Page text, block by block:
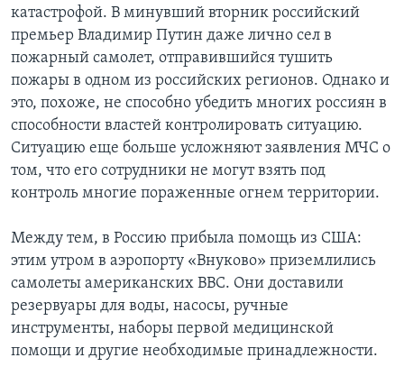
катастрофой. В минувший вторник российский
премьер Владимир Путин даже лично сел в
пожарный самолет, отправившийся тушить
пожары в одном из российских регионов. Однако и
это, похоже, не способно убедить многих россиян в
способности властей контролировать ситуацию.
Ситуацию еще больше усложняют заявления МЧС о
том, что его сотрудники не могут взять под
контроль многие пораженные огнем территории.
Между тем, в Россию прибыла помощь из США:
этим утром в аэропорту «Внуково» приземлились
самолеты американских ВВС. Они доставили
резервуары для воды, насосы, ручные
инструменты, наборы первой медицинской
помощи и другие необходимые принадлежности.